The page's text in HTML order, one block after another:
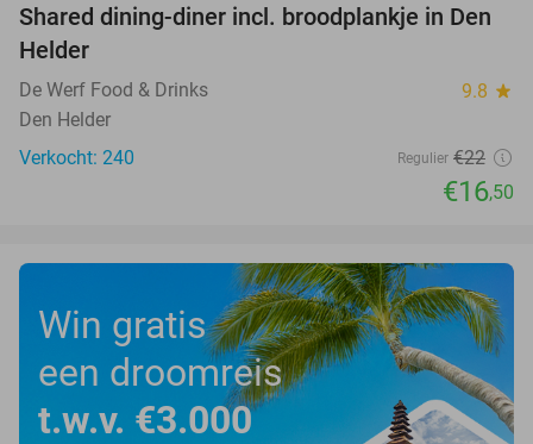
25%
Shared dining-diner incl. broodplankje in Den
Helder
De Werf Food & Drinks 9.8 star
Den Helder
Verkocht: 240
Regulier €22
€16,50
Win gratis
een droomreis
t.w.v. €3.000